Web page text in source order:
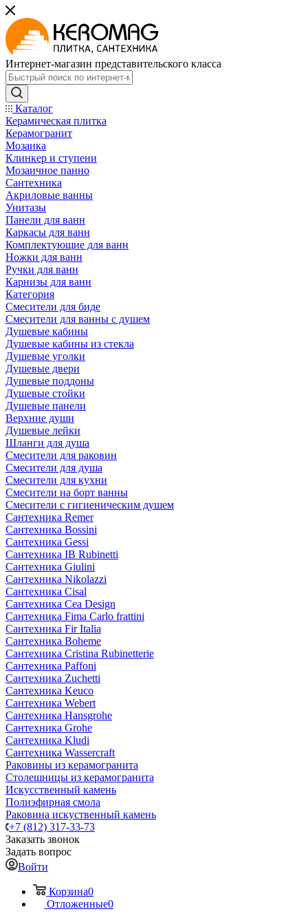
Интернет-магазин представительского класса
Каталог
Керамическая плитка
Керамогранит
Мозаика
Клинкер и ступени
Мозаичное панно
Сантехника
Акриловые ванны
Унитазы
Панели для ванн
Каркасы для ванн
Комплектующие для ванн
Ножки для ванн
Ручки для ванн
Карнизы для ванн
Категория
Смесители для биде
Смесители для ванны с душем
Душевые кабины
Душевые кабины из стекла
Душевые уголки
Душевые двери
Душевые поддоны
Душевые стойки
Душевые панели
Верхние души
Душевые лейки
Шланги для душа
Смесители для раковин
Смесители для душа
Смесители для кухни
Смесители на борт ванны
Смесители с гигиеническим душем
Сантехника Remer
Сантехника Bossini
Сантехника Gessi
Сантехника IB Rubinetti
Сантехника Giulini
Сантехника Nikolazzi
Сантехника Cisal
Сантехника Cea Design
Сантехника Fima Carlo frattini
Сантехника Fir Italia
Сантехника Boheme
Сантехника Cristina Rubinetterie
Сантехника Paffoni
Сантехника Zuchetti
Сантехника Keuco
Сантехника Webert
Сантехника Hansgrohe
Сантехника Grohe
Сантехника Kludi
Сантехника Wassercraft
Раковины из керамогранита
Столешницы из керамогранита
Искусственный камень
Полиэфирная смола
Раковина искуственный камень
+7 (812) 317-33-73
Заказать звонок
Задать вопрос
Войти
Корзина0
Отложенные0